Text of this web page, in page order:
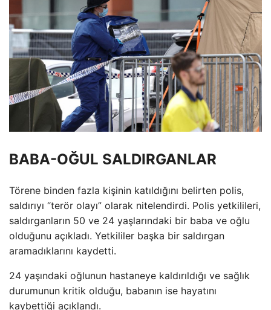
BABA-OĞUL SALDIRGANLAR
Törene binden fazla kişinin katıldığını belirten polis,
saldırıyı “terör olayı” olarak nitelendirdi. Polis yetkilileri,
saldırganların 50 ve 24 yaşlarındaki bir baba ve oğlu
olduğunu açıkladı. Yetkililer başka bir saldırgan
aramadıklarını kaydetti.
24 yaşındaki oğlunun hastaneye kaldırıldığı ve sağlık
durumunun kritik olduğu, babanın ise hayatını
kaybettiği açıklandı.